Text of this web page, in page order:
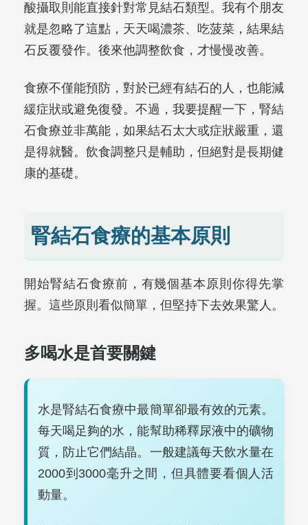
酸攝取則能直接針對常見結石類型。我有个朋友
就是忽略了這點，天天喝濃茶、吃菠菜，結果結
石反覆發作。後來他調整飲食，才慢慢改善。
食療不僅能預防，對於已經有結石的人，也能減
緩症狀或避免復發。不過，我要提醒一下，腎結
石食療並非萬能，如果結石太大或症狀嚴重，還
是得就醫。飲食調整只是輔助，但絕對是長期健
康的基礎。
腎結石食療的基本原則
開始腎結石食療前，有幾個基本原則你得先掌
握。這些原則看似簡單，但堅持下去效果驚人。
多喝水是首要關鍵
水是腎結石食療中最簡單卻最有效的元素。
每天喝足夠的水，能幫助稀釋尿液中的礦物
質，防止它們結晶。一般建議每天飲水量在
2000到3000毫升之間，但具體要看個人活
動量。